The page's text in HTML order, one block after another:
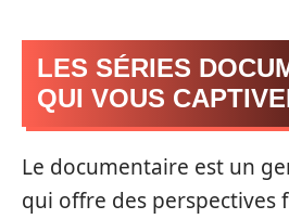
LES SÉRIES
QUI VOUS
Le documentaire est un
qui offre des perspectives